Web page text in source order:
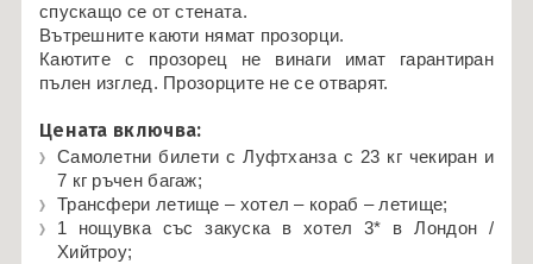
спускащо се от стената.
Вътрешните каюти нямат прозорци.
Каютите с прозорец не винаги имат гарантиран
пълен изглед. Прозорците не се отварят.
Цената включва:
Самолетни билети с Луфтханза с 23 кг чекиран и
7 кг ръчен багаж;
Трансфери летище – хотел – кораб – летище;
1 нощувка със закуска в хотел 3* в Лондон /
Хийтроу;